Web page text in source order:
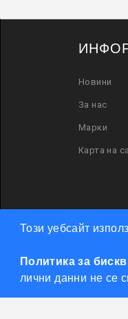
Този уебсайт
Политика за
лични данни не се
Новини
За нас
Марки
Карта на